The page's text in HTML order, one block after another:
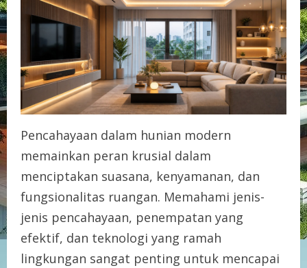
Pencahayaan dalam hunian modern
memainkan peran krusial dalam
menciptakan suasana, kenyamanan, dan
fungsionalitas ruangan. Memahami jenis-
jenis pencahayaan, penempatan yang
efektif, dan teknologi yang ramah
lingkungan sangat penting untuk mencapai